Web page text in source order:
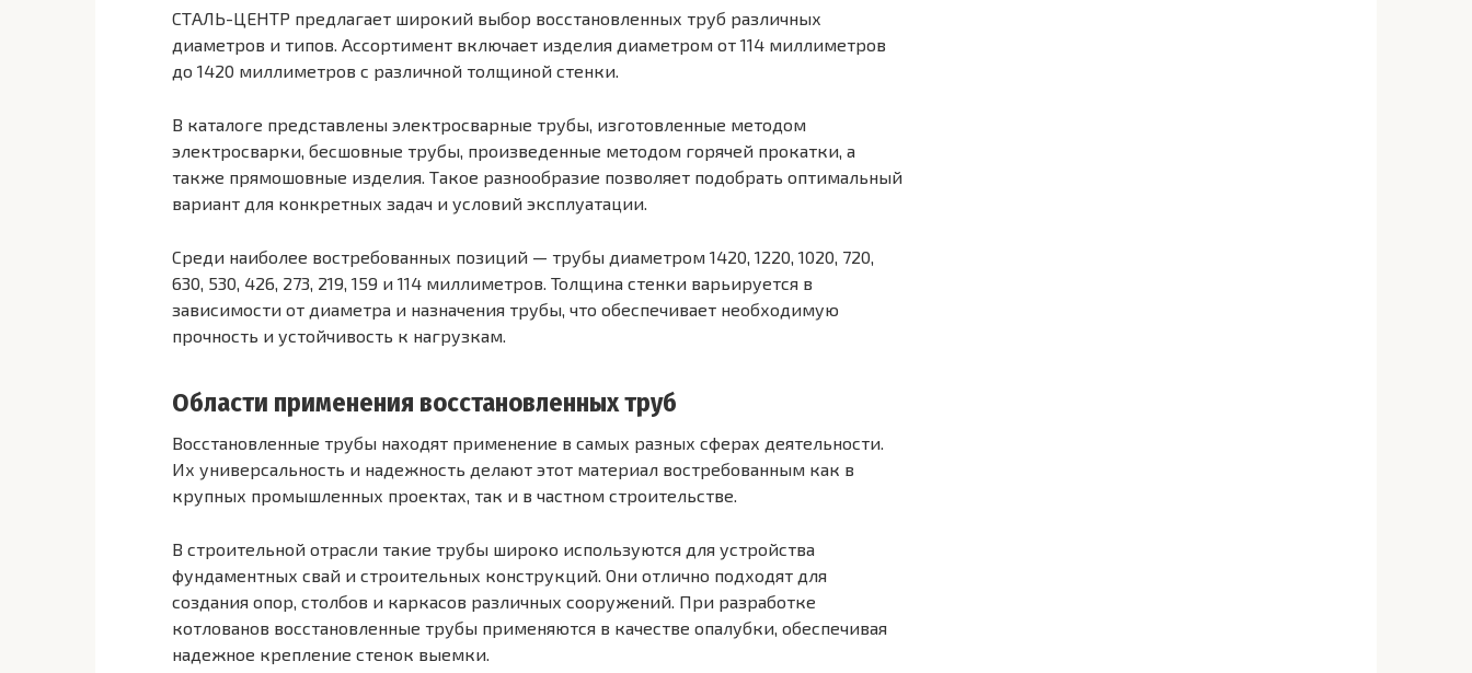
СТАЛЬ-ЦЕНТР предлагает широкий выбор восстановленных труб различных
диаметров и типов. Ассортимент включает изделия диаметром от 114 миллиметров
до 1420 миллиметров с различной толщиной стенки.
В каталоге представлены электросварные трубы, изготовленные методом
электросварки, бесшовные трубы, произведенные методом горячей прокатки, а
также прямошовные изделия. Такое разнообразие позволяет подобрать оптимальный
вариант для конкретных задач и условий эксплуатации.
Среди наиболее востребованных позиций — трубы диаметром 1420, 1220, 1020, 720,
630, 530, 426, 273, 219, 159 и 114 миллиметров. Толщина стенки варьируется в
зависимости от диаметра и назначения трубы, что обеспечивает необходимую
прочность и устойчивость к нагрузкам.
Области применения восстановленных труб
Восстановленные трубы находят применение в самых разных сферах деятельности.
Их универсальность и надежность делают этот материал востребованным как в
крупных промышленных проектах, так и в частном строительстве.
В строительной отрасли такие трубы широко используются для устройства
фундаментных свай и строительных конструкций. Они отлично подходят для
создания опор, столбов и каркасов различных сооружений. При разработке
котлованов восстановленные трубы применяются в качестве опалубки, обеспечивая
надежное крепление стенок выемки.